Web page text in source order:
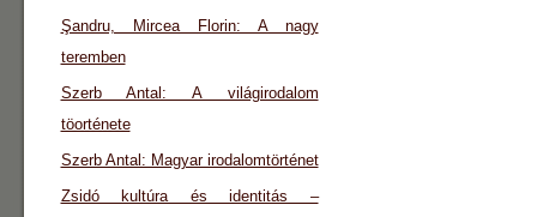
Şandru, Mircea Florin: A nagy
teremben
Szerb Antal: A világirodalom
töorténete
Szerb Antal: Magyar irodalomtörténet
Zsidó kultúra és identitás –